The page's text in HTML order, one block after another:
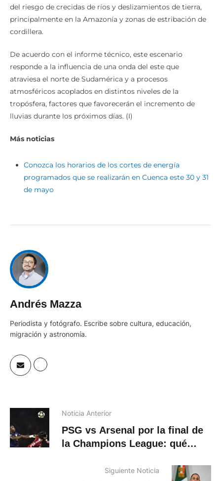
del riesgo de crecidas de ríos y deslizamientos de tierra,
principalmente en la Amazonía y zonas de estribación de
cordillera.
De acuerdo con el informe técnico, este escenario
responde a la influencia de una onda del este que
atraviesa el norte de Sudamérica y a procesos
atmosféricos acoplados en distintos niveles de la
tropósfera, factores que favorecerán el incremento de
lluvias durante los próximos días. (I)
Más noticias
Conozca los horarios de los cortes de energía
programados que se realizarán en Cuenca este 30 y 31
de mayo
Andrés Mazza
Periodista y fotógrafo. Escribe sobre cultura, educación,
migración y astronomía.
Noticia Anterior
PSG vs Arsenal por la final de
la Champions League: qué
encuentroSiguiente Noticia